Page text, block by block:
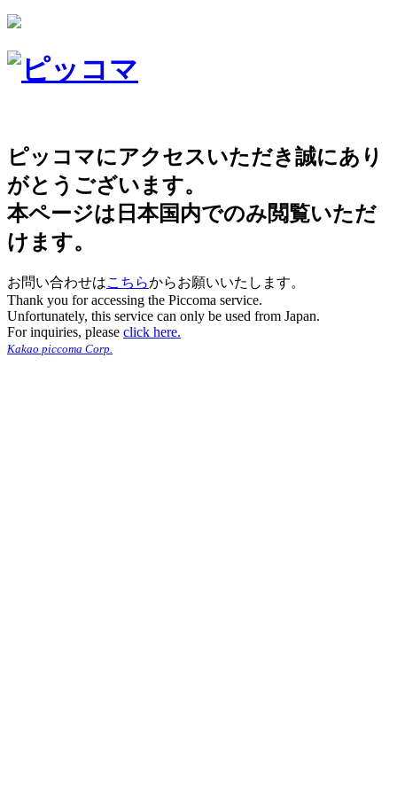
ピッコマにアクセスいただき誠にあり
がとうございます。
本ページは日本国内でのみ閲覧いただ
けます。
お問い合わせはこちらからお願いいたします。
Thank you for accessing the Piccoma service.
Unfortunately, this service can only be used from Japan.
For inquiries, please click here.
Kakao piccoma Corp.